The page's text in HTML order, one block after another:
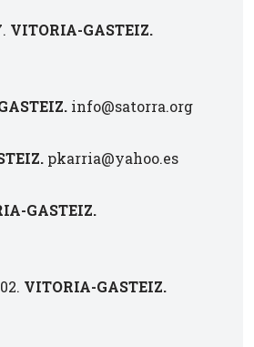
VITORIA-GASTEIZ.
info@satorra.org
pkarria@yahoo.es
GASTEIZ.
VITORIA-GASTEIZ.